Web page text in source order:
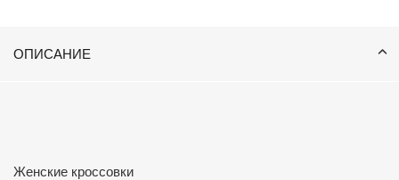
ОПИСАНИЕ
Женские кроссовки